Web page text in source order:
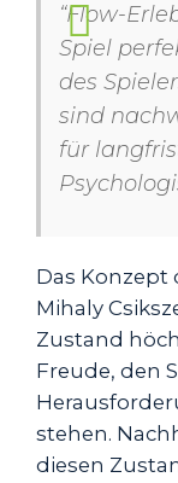
“Flow-
Spiel
des
sind
für
Das Konzept
Mihaly
Zustand
Freude, den
stehen.
diesen